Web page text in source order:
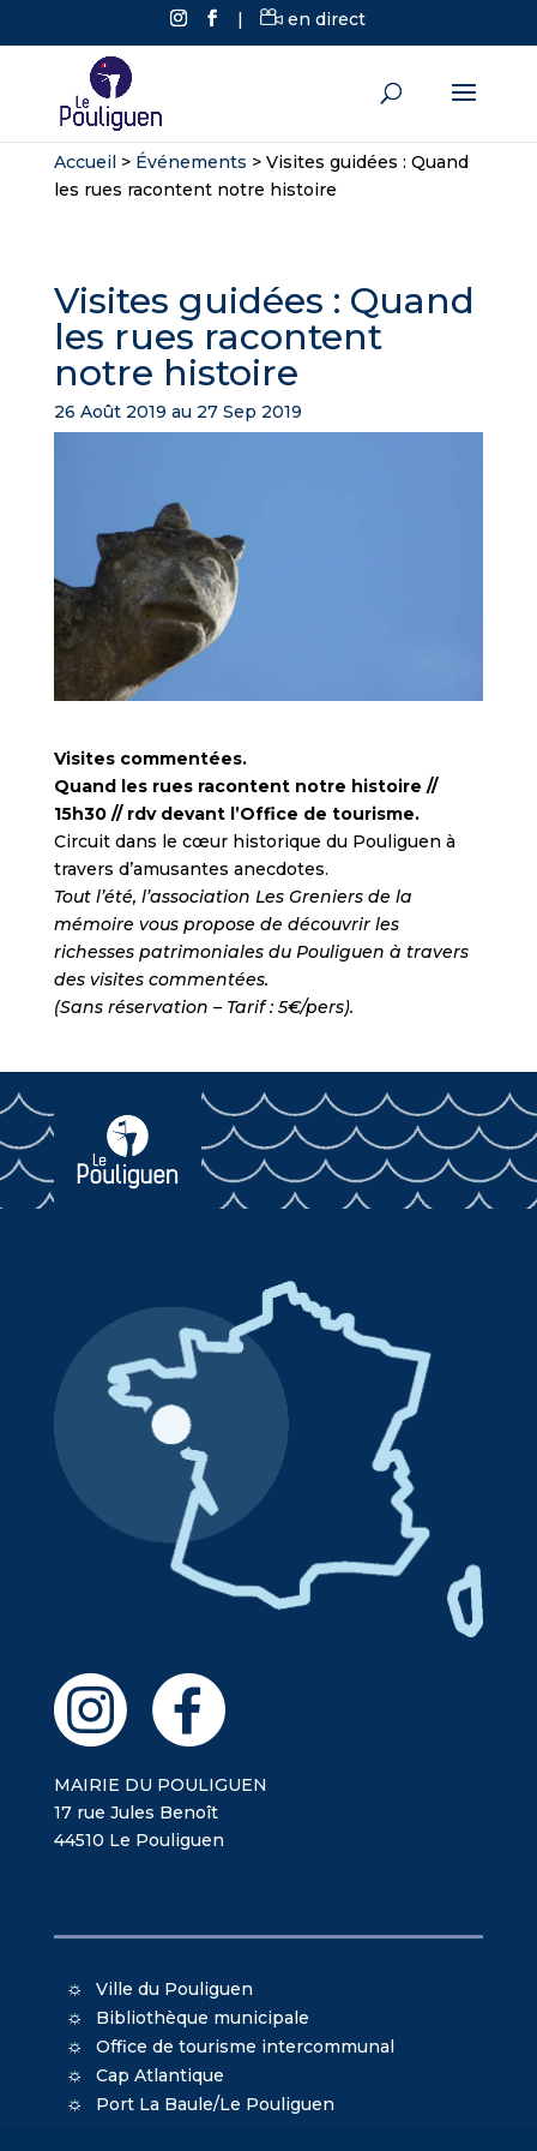
| en direct
Accueil> Événements > Visites guidées : Quand
les rues racontent notre histoire
Visites guidées : Quand
les rues racontent
notre histoire
26 Août 2019 au 27 Sep 2019
Visites commentées.
Quand les rues racontent notre histoire //
15h30 // rdv devant l’Office de tourisme.
Circuit dans le cœur historique du Pouliguen à
travers d’amusantes anecdotes.
Tout l’été, l’association Les Greniers de la
mémoire vous propose de découvrir les
richesses patrimoniales du Pouliguen à travers
des visites commentées.
(Sans réservation – Tarif : 5€/pers).
MAIRIE DU POULIGUEN
17 rue Jules Benoît
44510 Le Pouliguen
Ville du Pouliguen
Bibliothèque municipale
Office de tourisme intercommunal
Cap Atlantique
Port La Baule/Le Pouliguen